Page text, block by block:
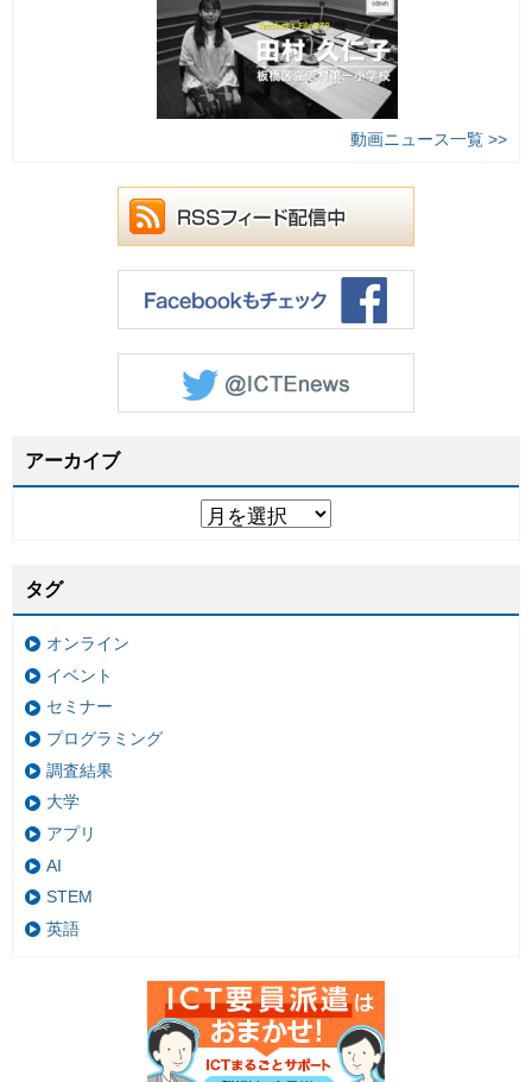
動画ニュース一覧 >>
アーカイブ
タグ
オンライン
イベント
セミナー
プログラミング
調査結果
大学
アプリ
AI
STEM
英語